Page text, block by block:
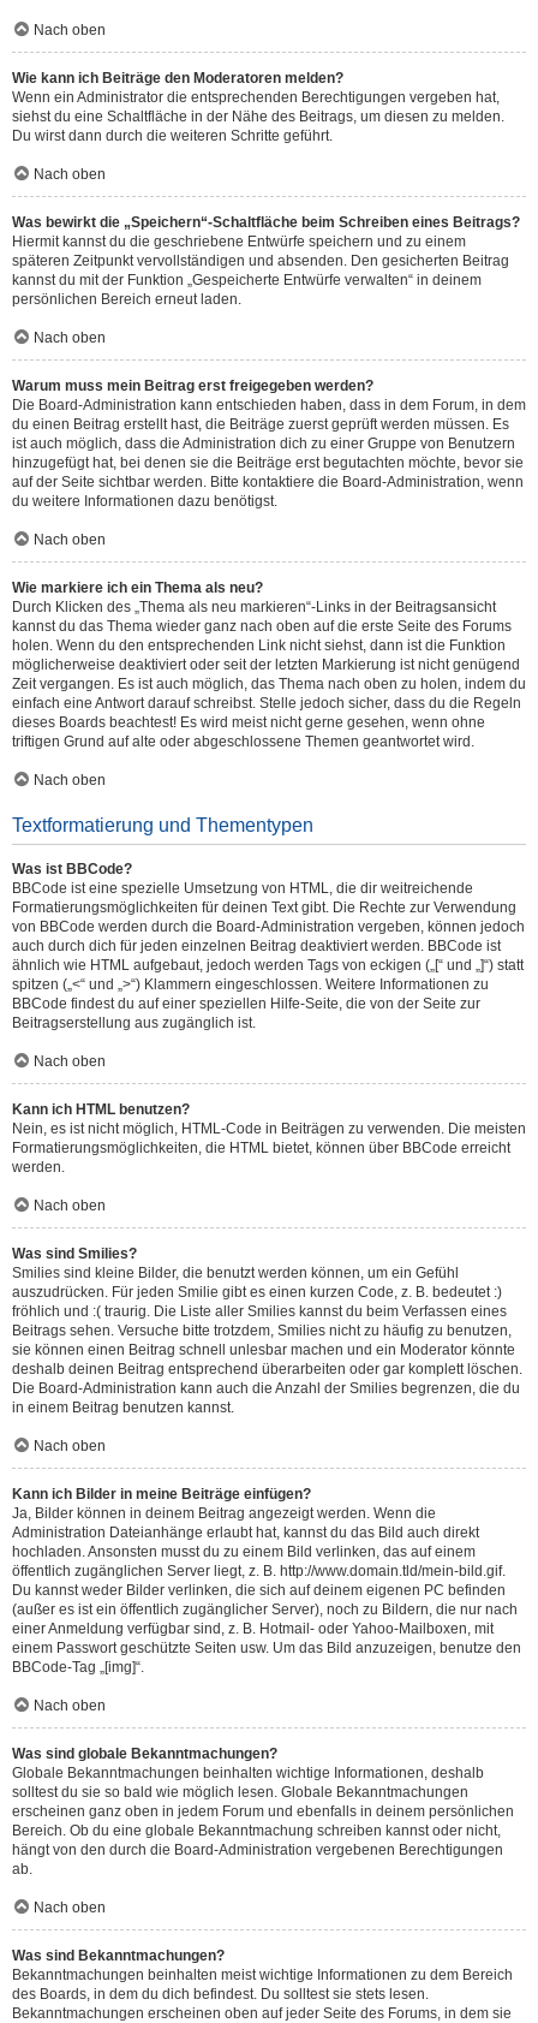
Nach oben
Wie kann ich Beiträge den Moderatoren melden?
Wenn ein Administrator die entsprechenden Berechtigungen vergeben hat,
siehst du eine Schaltfläche in der Nähe des Beitrags, um diesen zu melden.
Du wirst dann durch die weiteren Schritte geführt.
Nach oben
Was bewirkt die „Speichern“-Schaltfläche beim Schreiben eines Beitrags?
Hiermit kannst du die geschriebene Entwürfe speichern und zu einem
späteren Zeitpunkt vervollständigen und absenden. Den gesicherten Beitrag
kannst du mit der Funktion „Gespeicherte Entwürfe verwalten“ in deinem
persönlichen Bereich erneut laden.
Nach oben
Warum muss mein Beitrag erst freigegeben werden?
Die Board-Administration kann entschieden haben, dass in dem Forum, in dem
du einen Beitrag erstellt hast, die Beiträge zuerst geprüft werden müssen. Es
ist auch möglich, dass die Administration dich zu einer Gruppe von Benutzern
hinzugefügt hat, bei denen sie die Beiträge erst begutachten möchte, bevor sie
auf der Seite sichtbar werden. Bitte kontaktiere die Board-Administration, wenn
du weitere Informationen dazu benötigst.
Nach oben
Wie markiere ich ein Thema als neu?
Durch Klicken des „Thema als neu markieren“-Links in der Beitragsansicht
kannst du das Thema wieder ganz nach oben auf die erste Seite des Forums
holen. Wenn du den entsprechenden Link nicht siehst, dann ist die Funktion
möglicherweise deaktiviert oder seit der letzten Markierung ist nicht genügend
Zeit vergangen. Es ist auch möglich, das Thema nach oben zu holen, indem du
einfach eine Antwort darauf schreibst. Stelle jedoch sicher, dass du die Regeln
dieses Boards beachtest! Es wird meist nicht gerne gesehen, wenn ohne
triftigen Grund auf alte oder abgeschlossene Themen geantwortet wird.
Nach oben
Textformatierung und Thementypen
Was ist BBCode?
BBCode ist eine spezielle Umsetzung von HTML, die dir weitreichende
Formatierungsmöglichkeiten für deinen Text gibt. Die Rechte zur Verwendung
von BBCode werden durch die Board-Administration vergeben, können jedoch
auch durch dich für jeden einzelnen Beitrag deaktiviert werden. BBCode ist
ähnlich wie HTML aufgebaut, jedoch werden Tags von eckigen („[“ und „]“) statt
spitzen („<“ und „>“) Klammern eingeschlossen. Weitere Informationen zu
BBCode findest du auf einer speziellen Hilfe-Seite, die von der Seite zur
Beitragserstellung aus zugänglich ist.
Nach oben
Kann ich HTML benutzen?
Nein, es ist nicht möglich, HTML-Code in Beiträgen zu verwenden. Die meisten
Formatierungsmöglichkeiten, die HTML bietet, können über BBCode erreicht
werden.
Nach oben
Was sind Smilies?
Smilies sind kleine Bilder, die benutzt werden können, um ein Gefühl
auszudrücken. Für jeden Smilie gibt es einen kurzen Code, z. B. bedeutet :)
fröhlich und :( traurig. Die Liste aller Smilies kannst du beim Verfassen eines
Beitrags sehen. Versuche bitte trotzdem, Smilies nicht zu häufig zu benutzen,
sie können einen Beitrag schnell unlesbar machen und ein Moderator könnte
deshalb deinen Beitrag entsprechend überarbeiten oder gar komplett löschen.
Die Board-Administration kann auch die Anzahl der Smilies begrenzen, die du
in einem Beitrag benutzen kannst.
Nach oben
Kann ich Bilder in meine Beiträge einfügen?
Ja, Bilder können in deinem Beitrag angezeigt werden. Wenn die
Administration Dateianhänge erlaubt hat, kannst du das Bild auch direkt
hochladen. Ansonsten musst du zu einem Bild verlinken, das auf einem
öffentlich zugänglichen Server liegt, z. B. http://www.domain.tld/mein-bild.gif.
Du kannst weder Bilder verlinken, die sich auf deinem eigenen PC befinden
(außer es ist ein öffentlich zugänglicher Server), noch zu Bildern, die nur nach
einer Anmeldung verfügbar sind, z. B. Hotmail- oder Yahoo-Mailboxen, mit
einem Passwort geschützte Seiten usw. Um das Bild anzuzeigen, benutze den
BBCode-Tag „[img]“.
Nach oben
Was sind globale Bekanntmachungen?
Globale Bekanntmachungen beinhalten wichtige Informationen, deshalb
solltest du sie so bald wie möglich lesen. Globale Bekanntmachungen
erscheinen ganz oben in jedem Forum und ebenfalls in deinem persönlichen
Bereich. Ob du eine globale Bekanntmachung schreiben kannst oder nicht,
hängt von den durch die Board-Administration vergebenen Berechtigungen
ab.
Nach oben
Was sind Bekanntmachungen?
Bekanntmachungen beinhalten meist wichtige Informationen zu dem Bereich
des Boards, in dem du dich befindest. Du solltest sie stets lesen.
Bekanntmachungen erscheinen oben auf jeder Seite des Forums, in dem sie